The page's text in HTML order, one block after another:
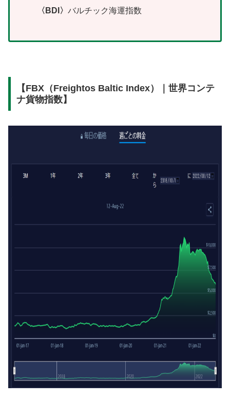
〈BDI〉バルチック海運指数
【FBX（Freightos Baltic Index）｜世界コンテ
ナ貨物指数】